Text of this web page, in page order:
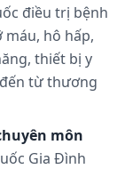
điều trị bệnh
hô hấp,
thiết bị y
từ thương
môn
Gia Đình